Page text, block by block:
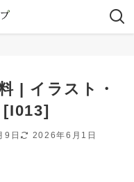
| イラスト・
[I013]
9日 2026年6月1日